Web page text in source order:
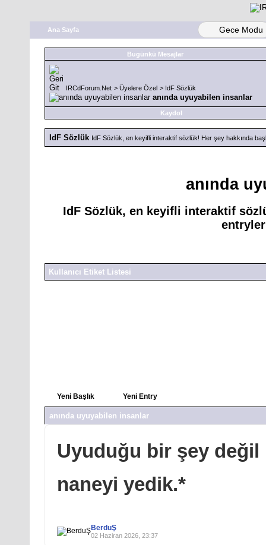
Ana Sayfa Gece Modu
Bugünkü Mesajlar
IRCdForum.Net > Üyelere Özel > IdF Sözlük
anında uyuyabilen insanlar
Kaydol
IdF Sözlük IdF Sözlük, en keyifli interaktif sözlük! Her şey hakkında
anında
IdF Sözlük, en keyifli interaktif
Kullanıcı Etiket Listesi
Yeni Başlık Yeni Entry
anında uyuyabilen insanlar
Uyuduğu bir şey
naneyi yedik.*
BerduŞ
02 Haziran 2026, 23:37